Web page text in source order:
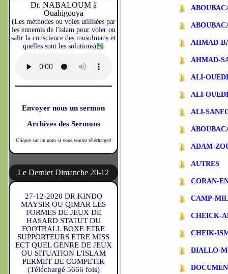
Dr. NABALOUM à
Ouahigouya
(Les méthodes ou voies utilisées par
les ennemis de l'islam pour voler ou
salir la conscience des musulmans et
quelles sont les solutions)
Envoyer nous un sermon
Archives des Sermons
Cliquer sur un nom si vous voulez télécharger!
Le Dernier Dimanche 20-12
27-12-2020 DR KINDO
MAYSIR OU QIMAR LES
FORMES DE JEUX DE
HASARD STATUT DU
FOOTBALL BOXE ETRE
SUPPORTEURS ETRE MISS
ECT QUEL GENRE DE JEUX
OU SITUATION L'ISLAM
PERMET DE COMPETIR
(Téléchargé 5666 fois)
AHMAD-
AHMAD-
ALI-
ALI-
ALI-
ADAM-
AUTRES
CORAN-
CAMP-
CHEICK-
CHEIK-
DIALLO-